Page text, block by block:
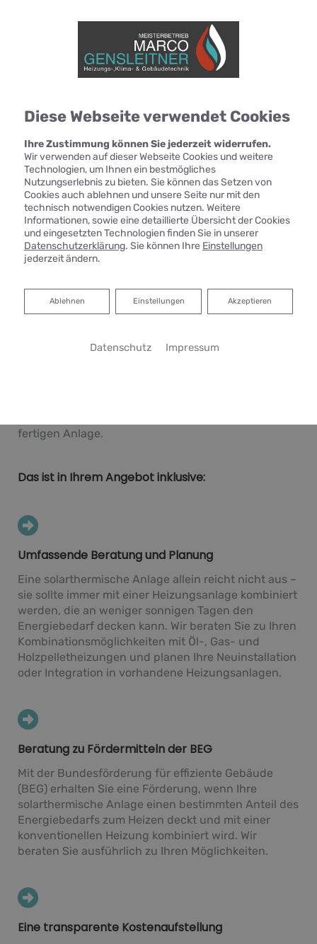
Heizen mit Solarenergie
Sie wollen nachhaltig heizen? Sie beschäftigen sich
fertigen Anlage.
Das ist in Ihrem Angebot inklusive:
Umfassende Beratung und Planung
Eine solarthermische Anlage allein reicht nicht aus –
sie sollte immer mit einer Heizungsanlage kombiniert
werden, die an weniger sonnigen Tagen den
Energiebedarf decken kann. Wir beraten Sie zu Ihren
Kombinationsmöglichkeiten mit Öl-, Gas- und
Holzpelletheizungen und planen Ihre Neuinstallation
oder Integration in vorhandene Heizungsanlagen.
Beratung zu Fördermitteln der BEG
Mit der Bundesförderung für effiziente Gebäude
(BEG) erhalten Sie eine Förderung, wenn Ihre
solarthermische Anlage einen bestimmten Anteil des
Energiebedarfs zum Heizen deckt und mit einer
konventionellen Heizung kombiniert wird. Wir
beraten Sie ausführlich zu Ihren Möglichkeiten.
Eine transparente Kostenaufstellung
Diese Webseite verwendet Cookies
Ihre Zustimmung können Sie jederzeit widerrufen.
Wir verwenden auf dieser Webseite Cookies und weitere
Technologien, um Ihnen ein bestmögliches
Nutzungserlebnis zu bieten. Sie können das Setzen von
Cookies auch ablehnen und unsere Seite nur mit den
technisch notwendigen Cookies nutzen. Weitere
Informationen, sowie eine detaillierte Übersicht der Cookies
und eingesetzten Technologien finden Sie in unserer
Datenschutzerklärung. Sie können Ihre Einstellungen
jederzeit ändern.
Akzeptieren
Einstellungen
Ablehnen
Ablehnen
Datenschutz Impressum